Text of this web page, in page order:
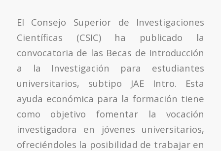
El Consejo Superior de Investigaciones
Científicas (CSIC) ha publicado la
convocatoria de las Becas de Introducción
a la Investigación para estudiantes
universitarios, subtipo JAE Intro. Esta
ayuda económica para la formación tiene
como objetivo fomentar la vocación
investigadora en jóvenes universitarios,
ofreciéndoles la posibilidad de trabajar en